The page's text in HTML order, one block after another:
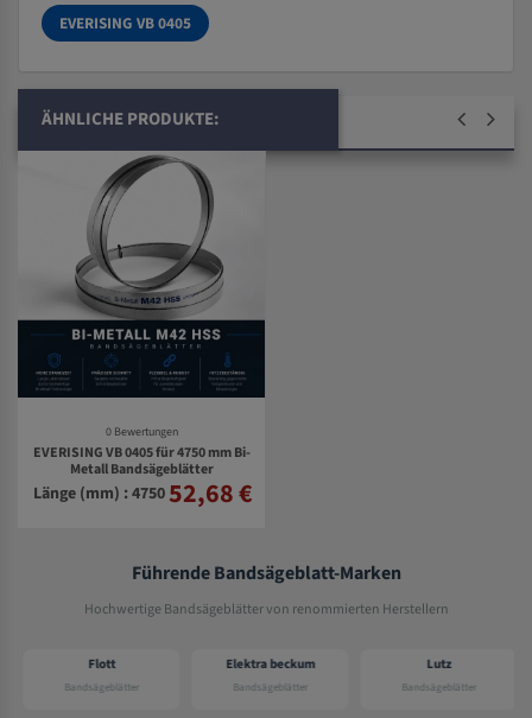
EVERISING VB 0405
ÄHNLICHE PRODUKTE:
0 Bewertungen
EVERISING VB 0405 für 4750 mm Bi-
Metall Bandsägeblätter
Länge (mm) : 475052,68 €
Führende Bandsägeblatt-Marken
Hochwertige Bandsägeblätter von renommierten Herstellern
Flott
Bandsägeblätter
Elektra beckum
Bandsägeblätter
Lutz
Bandsägeblätter